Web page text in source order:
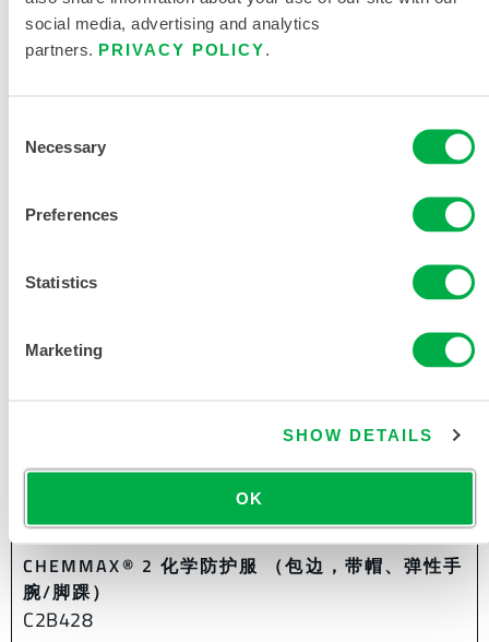
social media, advertising and analytics
partners. PRIVACY POLICY
Selection
Necessary
Preferences
Statistics
Marketing
SHOW DETAILS
OK
此产品通常不在您所在的区域销售。您可以在页面顶部更
改您的区域。
CHEMMAX® 2 化学防护服 （包边，带帽、弹性手
腕/脚踝）
C2B428